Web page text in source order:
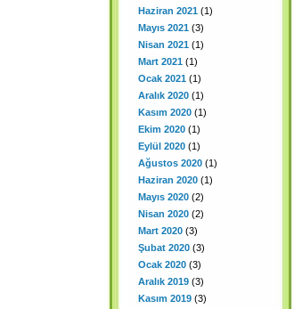
Haziran 2021 (1)
Mayıs 2021 (3)
Nisan 2021 (1)
Mart 2021 (1)
Ocak 2021 (1)
Aralık 2020 (1)
Kasım 2020 (1)
Ekim 2020 (1)
Eylül 2020 (1)
Ağustos 2020 (1)
Haziran 2020 (1)
Mayıs 2020 (2)
Nisan 2020 (2)
Mart 2020 (3)
Şubat 2020 (3)
Ocak 2020 (3)
Aralık 2019 (3)
Kasım 2019 (3)